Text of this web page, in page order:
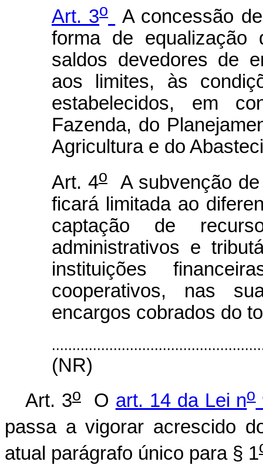
Art. 3o
A concessão
forma de
saldos devedores de
aos limites, às
estabelecidos, em
Fazenda, do
Agricultura e do
Art. 4oA subvenção de
ficará limitada ao
captação de
administrativos e
instituições
cooperativos, nas
encargos cobrados do
(NR)
Art. 3oO art. 14 da Lei no
passa a vigorar acrescido
atual parágrafo único para § 1